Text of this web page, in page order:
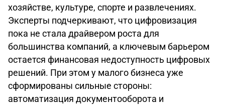
хозяйстве, культуре, спорте и развлечениях.
Эксперты подчеркивают, что цифровизация
пока не стала драйвером роста для
большинства компаний, а ключевым барьером
остается финансовая недоступность цифровых
решений. При этом у малого бизнеса уже
сформированы сильные стороны:
автоматизация документооборота и